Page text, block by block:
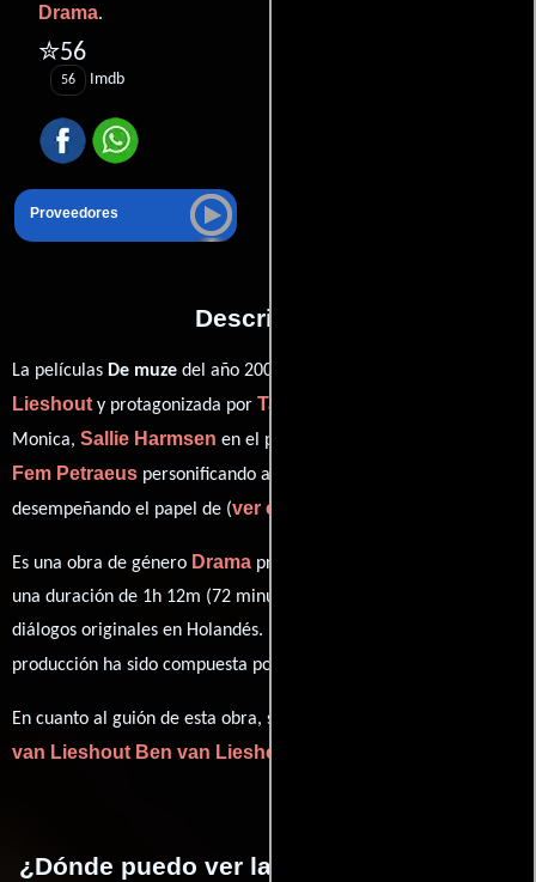
Drama.
✮56
56 Imdb
Proveedores
Descripción
La películas De muze del año 2007, está dirigida por
Lieshouty protagonizada por Tara Elders
Monica, Sallie Harmsen en el papel de ,
Fem Petraeus personificando a y
desempeñando el papel de (ver créditos completos
Es una obra de género Drama producida en Países Bajos. Con
una duración de 1h 12m (72 minutos), esta película tiene
diálogos originales en Holandés. La banda sonora para esta
producción ha sido compuesta por
En cuanto al guión de esta obra, se encuentra a cargo de
van Lieshout Ben van Lieshout
¿Dónde puedo ver la películas De muze?